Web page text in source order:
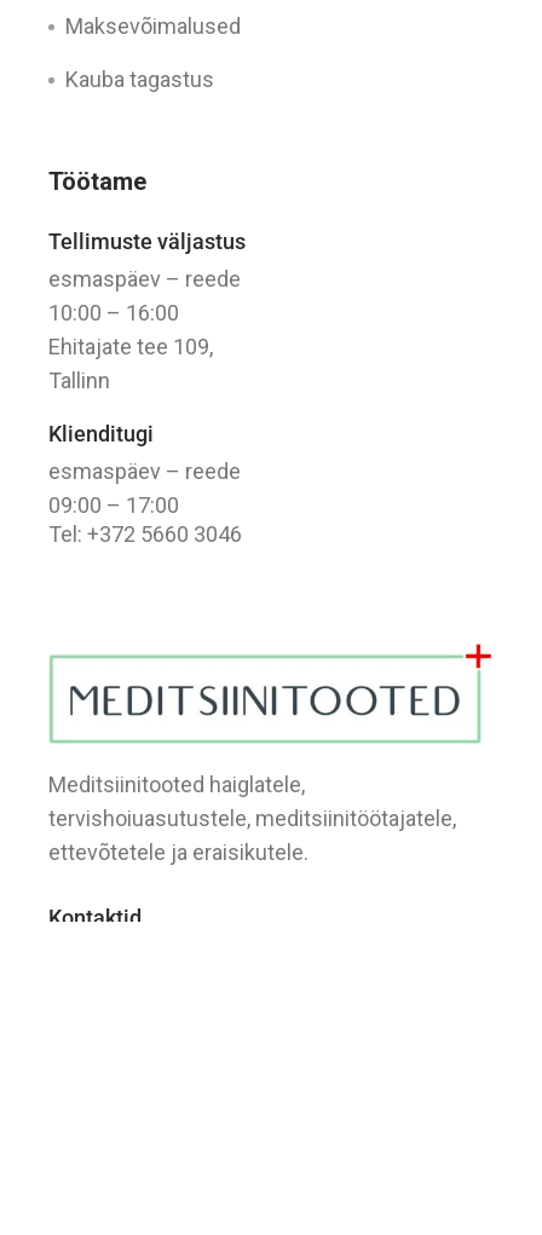
Meditsiinitooted haiglatele,
tervishoiuasutustele, meditsiinitöötajatele,
ettevõtetele ja eraisikutele.
Kontaktid
Töötame
Tellimuste väljastus
esmaspäev – reede
10:00 – 16:00
Ehitajate tee 109,
Tallinn
Klienditugi
esmaspäev – reede
09:00 – 17:00
Tel: +372 5660 3046
Maksevõimalused
Kauba tagastus